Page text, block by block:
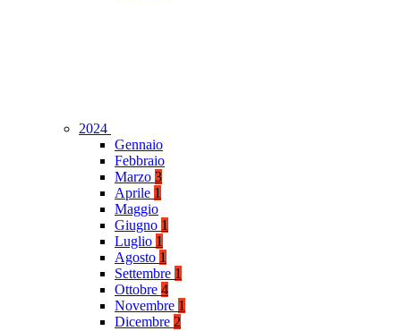
2024
Gennaio
Febbraio
Marzo 3
Aprile 1
Maggio
Giugno 1
Luglio 1
Agosto 1
Settembre 1
Ottobre 4
Novembre 1
Dicembre 2